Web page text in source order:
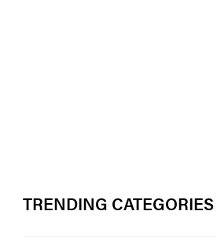
TRENDING CATEGORIES